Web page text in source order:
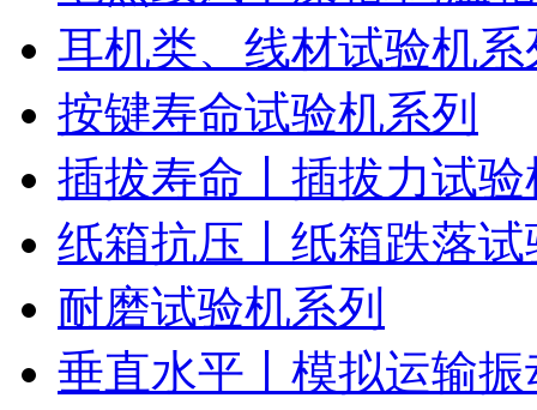
耳机类、线材试验机系
按键寿命试验机系列
插拔寿命丨插拔力试验
纸箱抗压丨纸箱跌落试
耐磨试验机系列
垂直水平丨模拟运输振